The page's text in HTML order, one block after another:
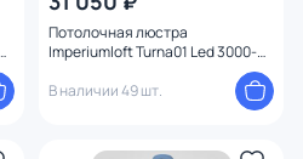
Потолочная люстра
Imperiumloft Turna01 Led 3000-
холодный) 15W 178344-26
В наличии 49 шт.